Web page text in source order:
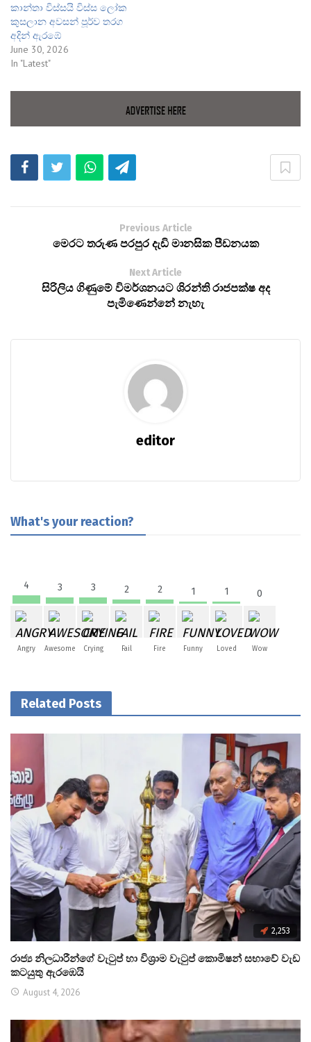
කාන්තා විස්සයි විස්ස ලෝක
කුසලාන අවසන් පූර්ව තරග
අදින් ඇරඹේ
June 30, 2026
In "Latest"
Previous Article
මෙරට තරුණ පරපුර දැඩි මානසික පීඩනයක
Next Article
සිරිලිය ගිණුමේ විමර්ශනයට ශිරන්ති රාජපක්ෂ අද
පැමිණෙන්නේ නැහැ
editor
What's your reaction?
4
Angry
3
Awesome
3
Crying
2
Fail
2
Fire
1
Funny
1
Loved
0
Wow
Related Posts
2,253
රාජ්‍ය නිලධාරීන්ගේ වැටුප් හා විශ්‍රාම වැටුප් කොමිෂන් සභාවේ වැඩ
කටයුතු ඇරඹෙයි
August 4, 2026